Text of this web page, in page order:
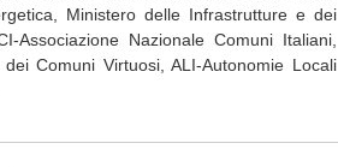
Ministero delle Infrastrutture e dei
Associazione Nazionale Comuni Italiani,
Comuni Virtuosi, ALI-Autonomie Locali